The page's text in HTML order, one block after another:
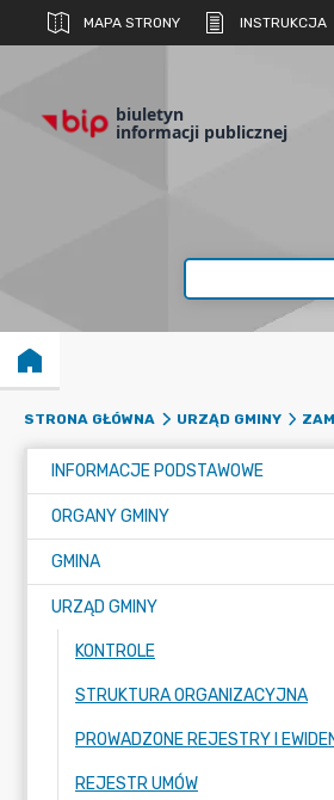
MAPA STRONY INSTRUKCJA
biuletyn
informacji publicznej
STRONA GŁÓWNA URZĄD GMINY
INFORMACJE PODSTAWOWE
ORGANY GMINY
GMINA
URZĄD GMINY
KONTROLE
STRUKTURA ORGANIZACYJNA
REJESTR UMÓW